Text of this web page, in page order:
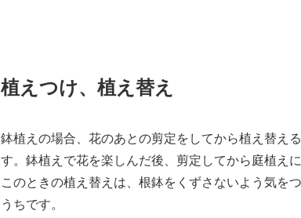
植えつけ、植え替え
鉢植えの場合、花のあとの剪定をしてから植え替え
す。鉢植えで花を楽しんだ後、剪定してから庭植え
このときの植え替えは、根鉢をくずさないよう気を
うちです。